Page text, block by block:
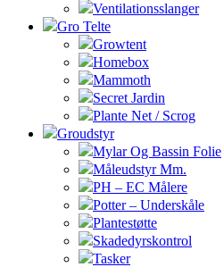
Ventilationsslanger
Gro Telte
Growtent
Homebox
Mammoth
Secret Jardin
Plante Net / Scrog
Groudstyr
Mylar Og Bassin Folie
Måleudstyr Mm.
PH – EC Målere
Potter – Underskåle
Plantestøtte
Skadedyrskontrol
Tasker